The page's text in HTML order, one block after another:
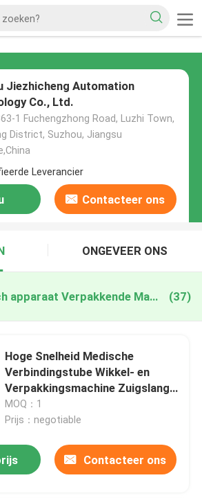
Jiezhicheng Automation
Co., Ltd.
1 Fuchengzhong Road, Luzhi Town,
District, Suzhou, Jiangsu
Leverancier
Contacteer ons
ONGEVEER ONS
China Medisch apparaat Verpakkende Machines (37)
Hoge Snelheid Medische
Verbindingstube Wikkel- en
Verpakkingsmachine Zuigslang
Wikkel- en
Verpakkingsapparatuur SCT001
MOQ：1
Prijs：negotiable
Contacteer ons